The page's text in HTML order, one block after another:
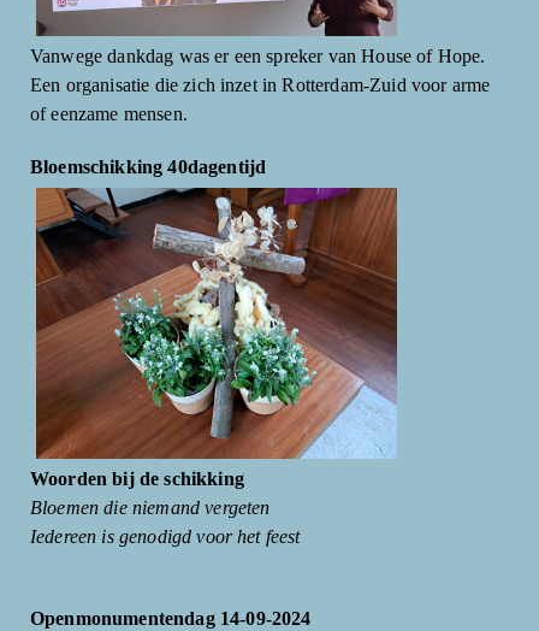
Vanwege dankdag was er een spreker van House of Hope.
Een organisatie die zich inzet in Rotterdam-Zuid voor arme
of eenzame mensen.
Bloemschikking 40dagentijd
Woorden bij de schikking
Bloemen die niemand vergeten
Iedereen is genodigd voor het feest
Openmonumentendag 14-09-2024